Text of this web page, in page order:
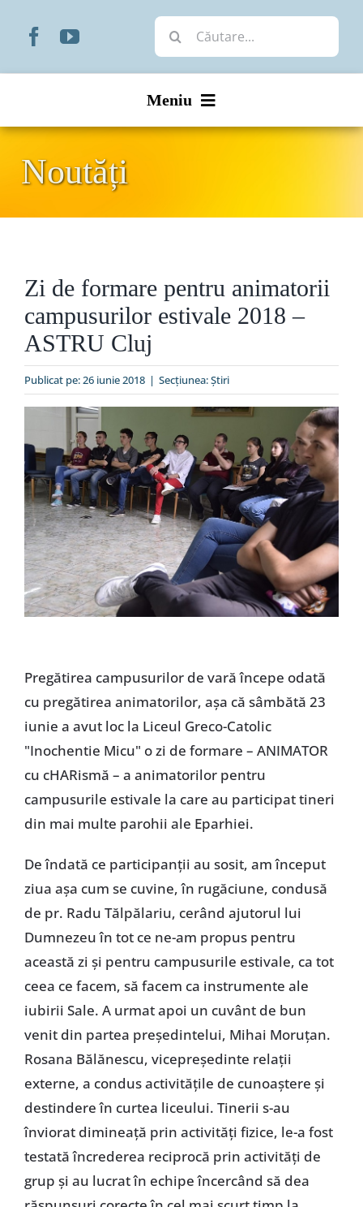
Cautare...
Meniu
Organizare
Liturgic
Special
Noutăți
Zi de formare pentru animatorii
campusurilor estivale 2018 –
ASTRU Cluj
Publicat pe: 26 iunie 2018 | Secțiunea:Ştiri
Pregătirea campusurilor de vară începe odată
cu pregătirea animatorilor, așa că sâmbătă 23
iunie a avut loc la Liceul Greco-Catolic
"Inochentie Micu" o zi de formare – ANIMATOR
cu cHARismă – a animatorilor pentru
campusurile estivale la care au participat tineri
din mai multe parohii ale Eparhiei.
De îndată ce participanții au sosit, am început
ziua așa cum se cuvine, în rugăciune, condusă
de pr. Radu Tălpălariu, cerând ajutorul lui
Dumnezeu în tot ce ne-am propus pentru
această zi și pentru campusurile estivale, ca tot
ceea ce facem, să facem ca instrumente ale
iubirii Sale. A urmat apoi un cuvânt de bun
venit din partea președintelui, Mihai Moruțan.
Rosana Bălănescu, vicepreședinte relații
externe, a condus activitățile de cunoaștere și
destindere în curtea liceului. Tinerii s-au
înviorat dimineață prin activități fizice, le-a fost
testată încrederea reciprocă prin activități de
grup și au lucrat în echipe încercând să dea